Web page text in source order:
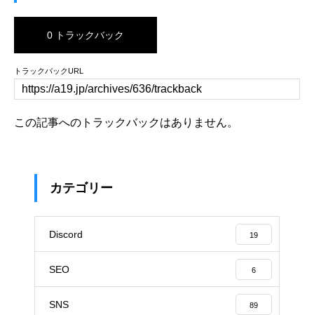
0 トラックバック
トラックバックURL
この記事へのトラックバックはありません。
カテゴリー
Discord 19
SEO 6
SNS 89